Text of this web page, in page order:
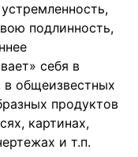
подлинность,
себя в
в общеизвестных
продуктов
картинах,
и т.п.